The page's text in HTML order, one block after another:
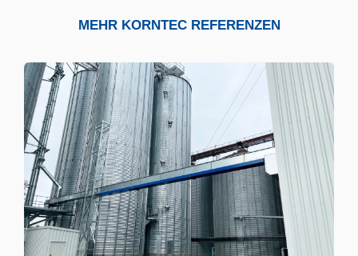
MEHR KORNTEC REFERENZEN